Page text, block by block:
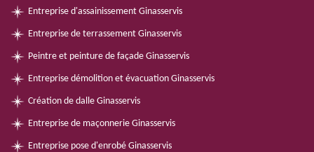
Entreprise d'assainissement Ginasservis
Entreprise de terrassement Ginasservis
Peintre et peinture de façade Ginasservis
Entreprise démolition et évacuation Ginasservis
Création de dalle Ginasservis
Entreprise de maçonnerie Ginasservis
Entreprise pose d'enrobé Ginasservis